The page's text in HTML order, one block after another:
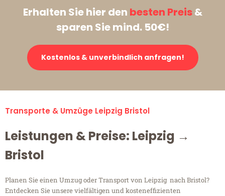
Erhalten Sie hier den besten Preis&
sparen Sie mind. 50€!
Kostenlos & unverbindlich anfragen!
Transporte & Umzüge Leipzig Bristol
Leistungen & Preise: Leipzig →
Bristol
Planen Sie einen Umzug oder Transport von Leipzig nach Bristol?
Entdecken Sie unsere vielfältigen und kosteneffizienten